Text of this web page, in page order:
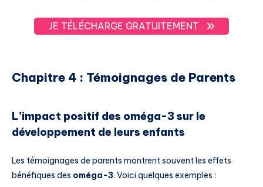
JE TÉLÉCHARGE GRATUITEMENT
Chapitre 4 : Témoignages de Parents
L’impact positif des oméga-3 sur le
développement de leurs enfants
Les témoignages de parents montrent souvent les effets
bénéfiques des oméga-3. Voici quelques exemples :